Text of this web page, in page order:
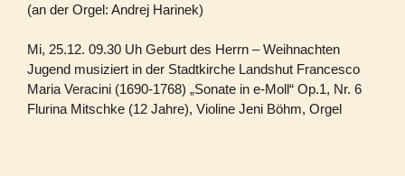
(an der Orgel: Andrej Harinek)
Mi, 25.12. 09.30 Uh Geburt des Herrn – Weihnachten
Jugend musiziert in der Stadtkirche Landshut Francesco
Maria Veracini (1690-1768) „Sonate in e-Moll“ Op.1, Nr. 6
Flurina Mitschke (12 Jahre), Violine Jeni Böhm, Orgel